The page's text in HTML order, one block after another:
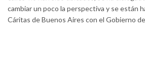
cambiar un poco la perspectiva y se están
Cáritas de Buenos Aires con el Gobierno